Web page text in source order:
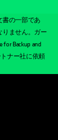
書の一部であ
りません。ガー
for Backup and
トナー社に依頼
く開く
ブで開く